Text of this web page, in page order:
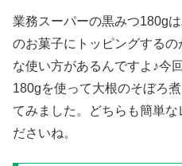
業務スーパーの黒みつ180g
のお菓子にトッピングする
な使い方があるんですよ♪今
180gを使って大根のそぼろ
てみました。どちらも簡単
ださいね。